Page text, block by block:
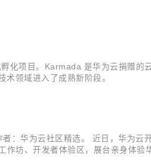
项目。Karmada 是华为云捐赠的
领域进入了成熟新阶段。
华为云社区精选。 近日，华为云
坊、开发者体验区，展台亲身体验